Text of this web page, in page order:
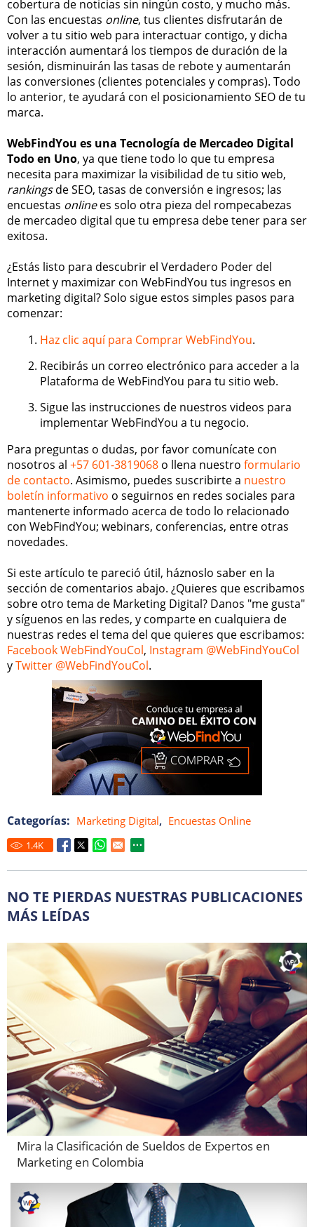
cobertura de noticias sin ningún costo, y mucho más.
Con las encuestas online, tus clientes disfrutarán de
volver a tu sitio web para interactuar contigo, y dicha
interacción aumentará los tiempos de duración de la
sesión, disminuirán las tasas de rebote y aumentarán
las conversiones (clientes potenciales y compras). Todo
lo anterior, te ayudará con el posicionamiento SEO de tu
marca.
WebFindYou es una Tecnología de Mercadeo Digital
Todo en Uno, ya que tiene todo lo que tu empresa
necesita para maximizar la visibilidad de tu sitio web,
rankingsde SEO, tasas de conversión e ingresos; las
encuestas onlinees solo otra pieza del rompecabezas
de mercadeo digital que tu empresa debe tener para ser
exitosa.
¿Estás listo para descubrir el Verdadero Poder del
Internet y maximizar con WebFindYou tus ingresos en
marketing digital? Solo sigue estos simples pasos para
comenzar:
Haz clic aquí para Comprar WebFindYou.
Recibirás un correo electrónico para acceder a la
Plataforma de WebFindYou para tu sitio web.
Sigue las instrucciones de nuestros videos para
implementar WebFindYou a tu negocio.
Para preguntas o dudas, por favor comunícate con
nosotros al +57 601-3819068 o llena nuestro formulario
de contacto. Asimismo, puedes suscribirte a nuestro
boletín informativo o seguirnos en redes sociales para
mantenerte informado acerca de todo lo relacionado
con WebFindYou; webinars, conferencias, entre otras
novedades.
Si este artículo te pareció útil, háznoslo saber en la
sección de comentarios abajo. ¿Quieres que escribamos
sobre otro tema de Marketing Digital? Danos "me gusta"
y síguenos en las redes, y comparte en cualquiera de
nuestras redes el tema del que quieres que escribamos:
Facebook WebFindYouCol, Instagram @WebFindYouCol
yTwitter @WebFindYouCol.
Categorías: Marketing Digital, Encuestas Online
1.4K
NO TE PIERDAS NUESTRAS PUBLICACIONES
MÁS LEÍDAS
Mira la Clasificación de Sueldos de Expertos en
Marketing en Colombia